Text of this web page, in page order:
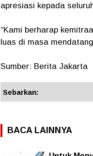
apresiasi kepada
“Kami berharap
luas di masa
Sumber: Berita Jakarta
Sebarkan:
BACA LAINNYA